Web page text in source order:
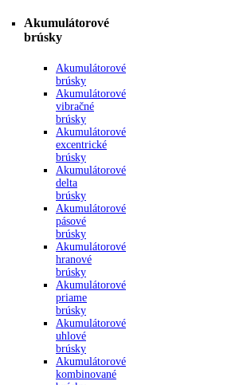
Akumulátorové
brúsky
Akumulátorové
brúsky
Akumulátorové
vibračné
brúsky
Akumulátorové
excentrické
brúsky
Akumulátorové
delta
brúsky
Akumulátorové
pásové
brúsky
Akumulátorové
hranové
brúsky
Akumulátorové
priame
brúsky
Akumulátorové
uhlové
brúsky
Akumulátorové
kombinované